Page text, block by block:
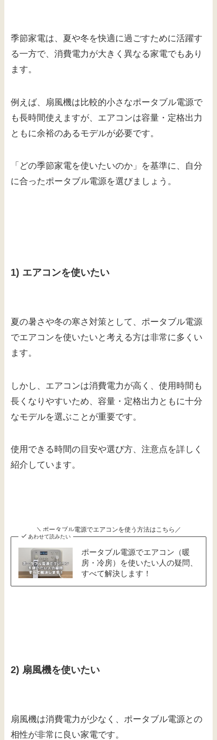
季節家電は、夏や冬を快適に過ごすために活躍す
る一方で、消費電力が大きく異なる家電でもあり
ます。
例えば、扇風機は比較的小さなポータブル電源で
も長時間使えますが、エアコンは容量・定格出力
ともに余裕のあるモデルが必要です。
「どの季節家電を使いたいのか」を基準に、自分
に合ったポータブル電源を選びましょう。
1) エアコンを使いたい
夏の暑さや冬の寒さ対策として、ポータブル電源
でエアコンを使いたいと考える方は非常に多くい
ます。
しかし、エアコンは消費電力が高く、使用時間も
長くなりやすいため、容量・定格出力ともに十分
なモデルを選ぶことが重要です。
使用できる時間の目安や選び方、注意点を詳しく
紹介しています。
＼ポータブル電源でエアコンを使う方法はこちら／
あわせて読みたい
ポータブル電源でエアコン（暖
房・冷房）を使いたい人の疑問、
すべて解決します！
2) 扇風機を使いたい
扇風機は消費電力が少なく、ポータブル電源との
相性が非常に良い家電です。